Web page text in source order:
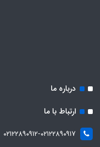
درباره ما
ارتباط با ما
۰۲۱۲۲۸۹۰۹۱۲-۰۲۱۲۲۸۹۰۹۱۷